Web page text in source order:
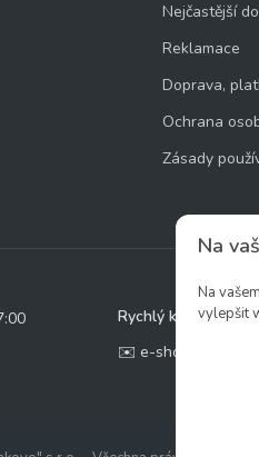
Na
Na
vylepšit
Nejčastější
Reklamace
Doprava,
Ochrana
Zásady
Rychlý kontakt:
✉️ e-